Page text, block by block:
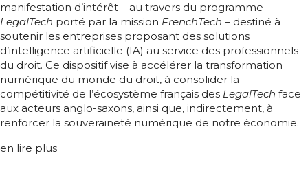
manifestation d’intérêt – au travers du programme
LegalTech porté par la mission FrenchTech – destiné à
soutenir les entreprises proposant des solutions
d’intelligence artificielle (IA) au service des professionnels
du droit. Ce dispositif vise à accélérer la transformation
numérique du monde du droit, à consolider la
compétitivité de l’écosystème français des LegalTech face
aux acteurs anglo-saxons, ainsi que, indirectement, à
renforcer la souveraineté numérique de notre économie.
en lire plus